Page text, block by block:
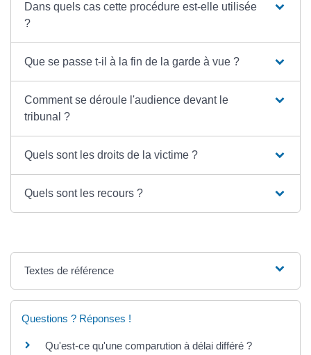
Dans quels cas cette procédure est-elle utilisée
?
Que se passe t-il à la fin de la garde à vue ?
Comment se déroule l'audience devant le
tribunal ?
Quels sont les droits de la victime ?
Quels sont les recours ?
Textes de référence
Questions ? Réponses !
Qu'est-ce qu'une comparution à délai différé ?